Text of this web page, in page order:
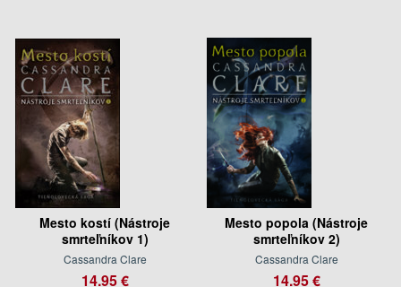
Mesto kostí (Nástroje
smrteľníkov 1)
Cassandra Clare
14.95 €
Mesto popola (Nástroje
smrteľníkov 2)
Cassandra Clare
14.95 €